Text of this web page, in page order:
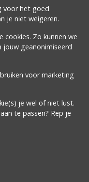
voor het goed
je niet weigeren.
cookies. Zo kunnen we
jouw geanonimiseerd
voor marketing
je wel of niet lust.
te passen? Rep je
4 | 8340
889.656.680